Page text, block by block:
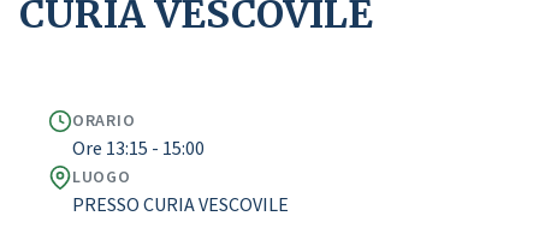
CURIA VESCOVILE
ORARIO
Ore 13:15 - 15:00
LUOGO
PRESSO CURIA VESCOVILE